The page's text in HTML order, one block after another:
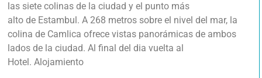
las siete colinas de la ciudad y el punto más
alto de Estambul. A 268 metros sobre el nivel del mar, la
colina de Camlica ofrece vistas panorámicas de ambos
lados de la ciudad. Al final del dia vuelta al
Hotel. Alojamiento